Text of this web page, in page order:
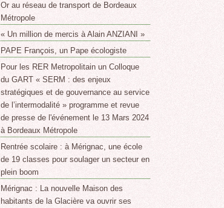
Or au réseau de transport de Bordeaux
Métropole
« Un million de mercis à Alain ANZIANI »
PAPE François, un Pape écologiste
Pour les RER Metropolitain un Colloque
du GART « SERM : des enjeux
stratégiques et de gouvernance au service
de l’intermodalité » programme et revue
de presse de l'événement le 13 Mars 2024
à Bordeaux Métropole
Rentrée scolaire : à Mérignac, une école
de 19 classes pour soulager un secteur en
plein boom
Mérignac : La nouvelle Maison des
habitants de la Glacière va ouvrir ses